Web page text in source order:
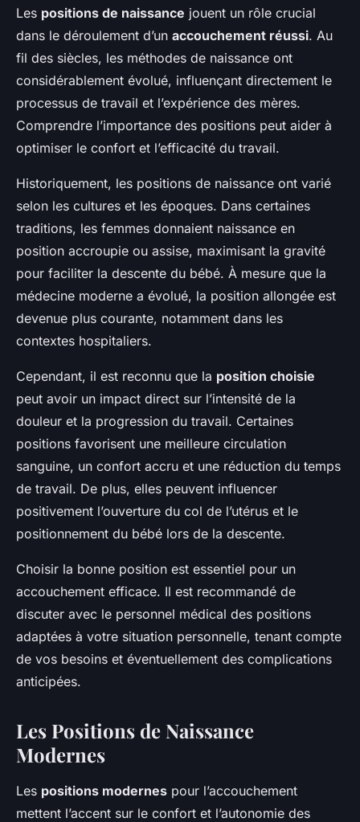
Les positions de naissance jouent un rôle crucial
dans le déroulement d’un accouchement réussi. Au
fil des siècles, les méthodes de naissance ont
considérablement évolué, influençant directement le
processus de travail et l’expérience des mères.
Comprendre l’importance des positions peut aider à
optimiser le confort et l’efficacité du travail.
Historiquement, les positions de naissance ont varié
selon les cultures et les époques. Dans certaines
traditions, les femmes donnaient naissance en
position accroupie ou assise, maximisant la gravité
pour faciliter la descente du bébé. À mesure que la
médecine moderne a évolué, la position allongée est
devenue plus courante, notamment dans les
contextes hospitaliers.
Cependant, il est reconnu que la position choisie
peut avoir un impact direct sur l’intensité de la
douleur et la progression du travail. Certaines
positions favorisent une meilleure circulation
sanguine, un confort accru et une réduction du temps
de travail. De plus, elles peuvent influencer
positivement l’ouverture du col de l’utérus et le
positionnement du bébé lors de la descente.
Choisir la bonne position est essentiel pour un
accouchement efficace. Il est recommandé de
discuter avec le personnel médical des positions
adaptées à votre situation personnelle, tenant compte
de vos besoins et éventuellement des complications
anticipées.
Les Positions de Naissance
Modernes
Les positions modernes pour l’accouchement
mettent l’accent sur le confort et l’autonomie des